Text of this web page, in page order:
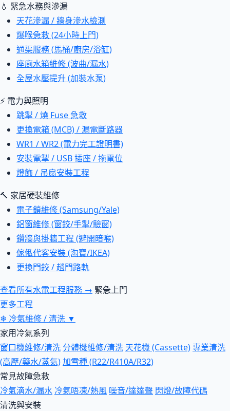
💧 緊急水務與滲漏
天花滲漏 / 牆身滲水檢測
爆喉急救 (24小時上門)
通渠服務 (馬桶/廚房/浴缸)
座廁水箱維修 (波曲/漏水)
全屋水壓提升 (加裝水泵)
⚡ 電力與照明
跳掣 / 燒 Fuse 急救
更換電箱 (MCB) / 漏電斷路器
WR1 / WR2 (電力完工證明書)
安裝電掣 / USB 插座 / 拖電位
燈飾 / 吊扇安裝工程
🔨 家居硬裝維修
電子鎖維修 (Samsung/Yale)
鋁窗維修 (窗鉸/手掣/驗窗)
鑽牆與掛牆工程 (避開暗喉)
傢俬代客安裝 (淘寶/IKEA)
更換門鉸 / 趟門路軌
查看所有水電工程服務 → 緊急上門
更多工程
❄ 冷氣維修 / 清洗 ▼
家用冷氣系列
窗口機維修/清洗 分體機維修/清洗 天花機 (Cassette)專業清洗
(高壓/藥水/蒸氣)加雪種 (R22/R410A/R32)
常見故障急救
冷氣滴水/漏水 冷氣唔凍/熱風 噪音/達達聲 閃燈/故障代碼
清洗與安裝